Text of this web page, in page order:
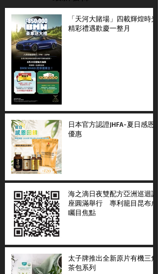
「天河大賭場」四載輝煌時光
精彩禮遇歡慶一整月
日本官方認證JHFA-夏日感恩
優惠
海之滴日夜雙配方亞洲巡迴講
座圓滿舉行 專利籠目昆布成
矚目焦點
太子牌推出全新原片有機三角
茶包系列